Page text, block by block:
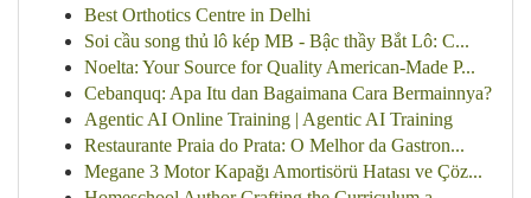
Best Orthotics Centre in Delhi
Soi cầu song thủ lô kép MB - Bậc thầy Bắt Lô: C...
Noelta: Your Source for Quality American-Made P...
Cebanquq: Apa Itu dan Bagaimana Cara Bermainnya?
Agentic AI Online Training | Agentic AI Training
Restaurante Praia do Prata: O Melhor da Gastron...
Megane 3 Motor Kapağı Amortisörü Hatası ve Çöz...